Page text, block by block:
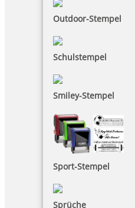
Outdoor-Stempel
Schulstempel
Smiley-Stempel
Sport-Stempel
Sprüche